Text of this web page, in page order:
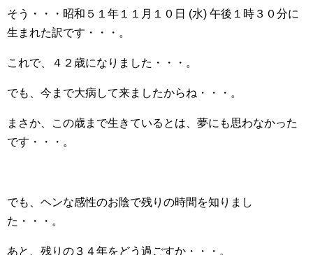
そう・・・昭和５１年１１月１０日 (水) 午後１時３０分に
生まれた訳です・・・。
これで、４２歳になりました・・・。
でも、今まで大病して来ましたからね・・・。
まさか、この歳まで生きているとは、夢にも思わなかった
です・・・。
でも、ヘンな感性のお陰で残りの時間を知りまし
た・・・。
あと、残りの３４年をどう過ごすか・・・。